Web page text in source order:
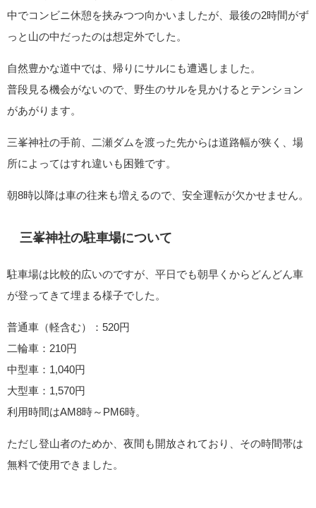
中でコンビニ休憩を挟みつつ向かいましたが、最後の2時間がず
っと山の中だったのは想定外でした。
自然豊かな道中では、帰りにサルにも遭遇しました。
普段見る機会がないので、野生のサルを見かけるとテンション
があがります。
三峯神社の手前、二瀬ダムを渡った先からは道路幅が狭く、場
所によってはすれ違いも困難です。
朝8時以降は車の往来も増えるので、安全運転が欠かせません。
三峯神社の駐車場について
駐車場は比較的広いのですが、平日でも朝早くからどんどん車
が登ってきて埋まる様子でした。
普通車（軽含む）：520円
二輪車：210円
中型車：1,040円
大型車：1,570円
利用時間はAM8時～PM6時。
ただし登山者のためか、夜間も開放されており、その時間帯は
無料で使用できました。